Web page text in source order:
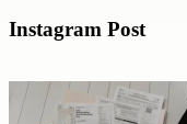
Instagram Post